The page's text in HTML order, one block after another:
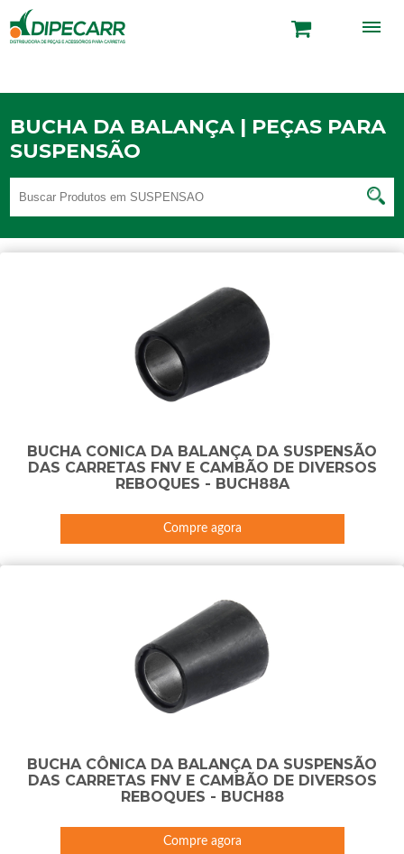
BUCHA DA BALANÇA | PEÇAS PARA
SUSPENSÃO
BUCHA CONICA DA BALANÇA DA SUSPENSÃO
DAS CARRETAS FNV E CAMBÃO DE DIVERSOS
REBOQUES - BUCH88A
Compre agora
BUCHA CÔNICA DA BALANÇA DA SUSPENSÃO
DAS CARRETAS FNV E CAMBÃO DE DIVERSOS
REBOQUES - BUCH88
Compre agora